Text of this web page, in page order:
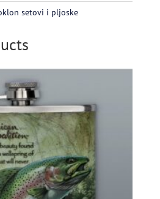
setovi i pljoske